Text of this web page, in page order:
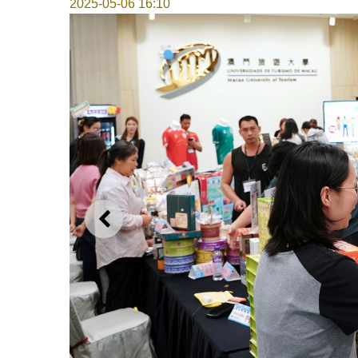
2025-05-06 16:10
上一则